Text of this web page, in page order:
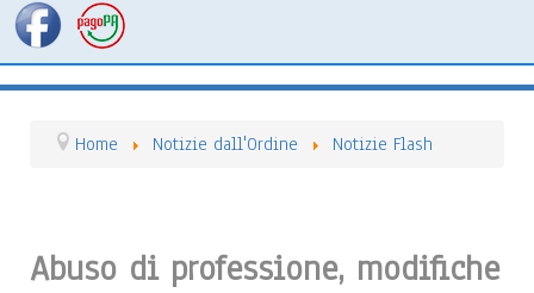
Home Notizie dall'Ordine Notizie Flash
Abuso di professione, modifiche